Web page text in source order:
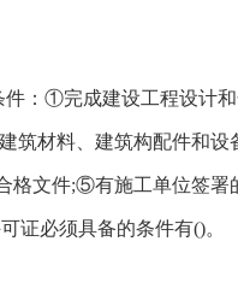
：①完成建设工程设计
筑材料、建筑构配件和
格文件;⑤有施工单位签署
必须具备的条件有()。